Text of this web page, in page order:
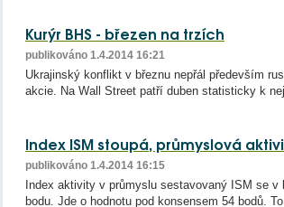
Kurýr BHS - březen na trzích
publikováno 1.4.2014 16:21
Ukrajinský konflikt v březnu nepřál především
akcie. Na Wall Street patří duben statisticky k
Index ISM stoupá, průmyslová
publikováno 1.4.2014 16:15
Index aktivity v průmyslu sestavovaný ISM se
bodu. Jde o hodnotu pod konsensem 54 bodů.